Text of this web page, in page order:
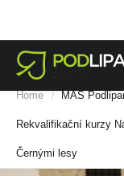
Home / MAS
Rekvalifikační kurzy
Černými lesy